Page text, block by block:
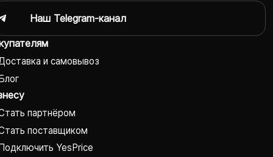
и самовывоз
партнёром
поставщиком
YesPrice
Наш Telegram-канал